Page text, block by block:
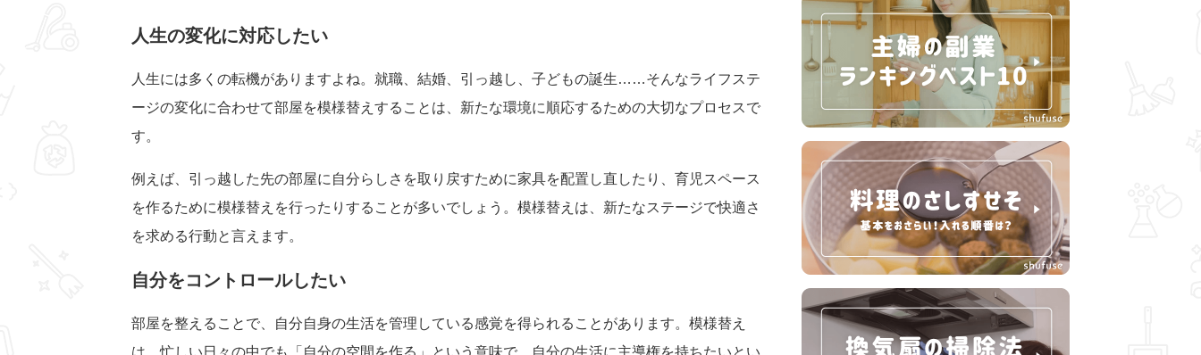
人生の変化に対応したい
人生には多くの転機がありますよね。就職、結婚、引っ越し、子どもの誕生……そんなライフステ
ージの変化に合わせて部屋を模様替えすることは、新たな環境に順応するための大切なプロセスで
す。
例えば、引っ越した先の部屋に自分らしさを取り戻すために家具を配置し直したり、育児スペース
を作るために模様替えを行ったりすることが多いでしょう。模様替えは、新たなステージで快適さ
を求める行動と言えます。
自分をコントロールしたい
部屋を整えることで、自分自身の生活を管理している感覚を得られることがあります。模様替え
は、忙しい日々の中でも「自分の空間を作る」という意味で、自分の生活に主導権を持ちたいとい